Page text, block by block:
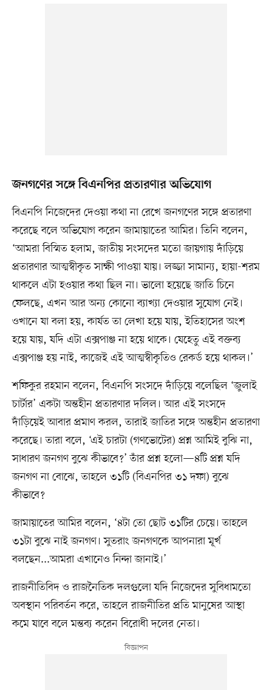
জনগণের সঙ্গে বিএনপির প্রতারণার অভিযোগ
বিএনপি নিজেদের দেওয়া কথা না রেখে জনগণের সঙ্গে প্রতারণা
করেছে বলে অভিযোগ করেন জামায়াতের আমির। তিনি বলেন,
‘আমরা বিস্মিত হলাম, জাতীয় সংসদের মতো জায়গায় দাঁড়িয়ে
প্রতারণার আত্মস্বীকৃত সাক্ষী পাওয়া যায়। লজ্জা সামান্য, হায়া-শরম
থাকলে এটা হওয়ার কথা ছিল না। ভালো হয়েছে জাতি চিনে
ফেলছে, এখন আর অন্য কোনো ব্যাখ্যা দেওয়ার সুযোগ নেই।
ওখানে যা বলা হয়, কার্যত তা লেখা হয়ে যায়, ইতিহাসের অংশ
হয়ে যায়, যদি এটা এক্সপাঞ্জ না হয়ে থাকে। যেহেতু এই বক্তব্য
এক্সপাঞ্জ হয় নাই, কাজেই এই আত্মস্বীকৃতিও রেকর্ড হয়ে থাকল।’
শফিকুর রহমান বলেন, বিএনপি সংসদে দাঁড়িয়ে বলেছিল ‘জুলাই
চার্টার’ একটা অন্তহীন প্রতারণার দলিল। আর এই সংসদে
দাঁড়িয়েই আবার প্রমাণ করল, তারাই জাতির সঙ্গে অন্তহীন প্রতারণা
করেছে। তারা বলে, ‘এই চারটা (গণভোটের) প্রশ্ন আমিই বুঝি না,
সাধারণ জনগণ বুঝে কীভাবে?’ তাঁর প্রশ্ন হলো—৪টি প্রশ্ন যদি
জনগণ না বোঝে, তাহলে ৩১টি (বিএনপির ৩১ দফা) বুঝে
কীভাবে?
জামায়াতের আমির বলেন, ‘৪টা তো ছোট ৩১টির চেয়ে। তাহলে
৩১টা বুঝে নাই জনগণ। সুতরাং জনগণকে আপনারা মূর্খ
বলছেন...আমরা এখানেও নিন্দা জানাই।’
রাজনীতিবিদ ও রাজনৈতিক দলগুলো যদি নিজেদের সুবিধামতো
অবস্থান পরিবর্তন করে, তাহলে রাজনীতির প্রতি মানুষের আস্থা
কমে যাবে বলে মন্তব্য করেন বিরোধী দলের নেতা।